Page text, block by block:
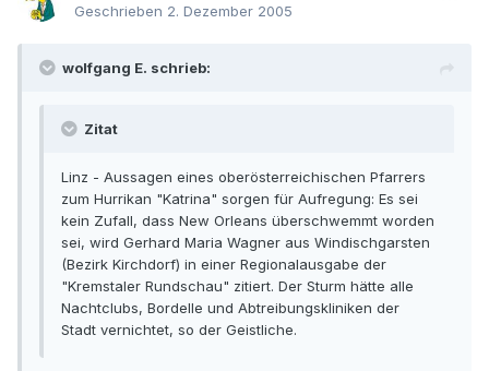
Geschrieben 2. Dezember 2005
wolfgang E. schrieb:
Zitat
Linz - Aussagen eines oberösterreichischen Pfarrers
zum Hurrikan "Katrina" sorgen für Aufregung: Es sei
kein Zufall, dass New Orleans überschwemmt worden
sei, wird Gerhard Maria Wagner aus Windischgarsten
(Bezirk Kirchdorf) in einer Regionalausgabe der
"Kremstaler Rundschau" zitiert. Der Sturm hätte alle
Nachtclubs, Bordelle und Abtreibungskliniken der
Stadt vernichtet, so der Geistliche.